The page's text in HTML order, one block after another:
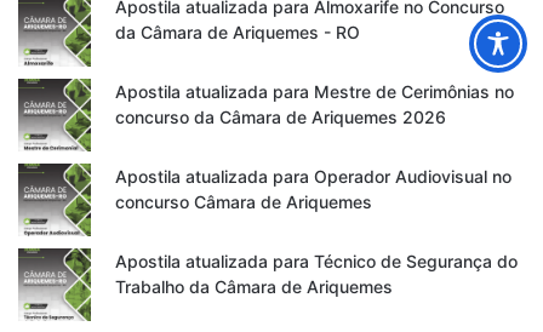
Apostila atualizada para Almoxarife no Concurso
da Câmara de Ariquemes - RO
Apostila atualizada para Mestre de Cerimônias no
concurso da Câmara de Ariquemes 2026
Apostila atualizada para Operador Audiovisual no
concurso Câmara de Ariquemes
Apostila atualizada para Técnico de Segurança do
Trabalho da Câmara de Ariquemes